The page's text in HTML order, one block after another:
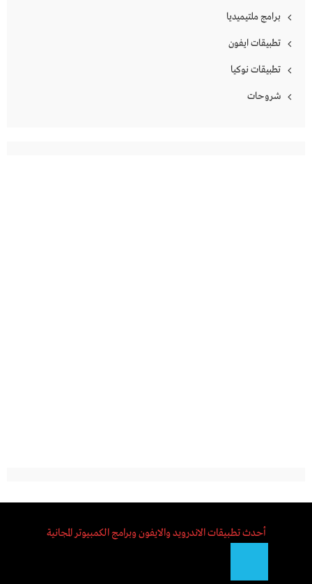
برامج ملتيميديا
تطبيقات ايفون
تطبيقات نوكيا
شروحات
أحدث تطبيقات الاندرويد والايفون وبرامج الكمبيوتر المجانية